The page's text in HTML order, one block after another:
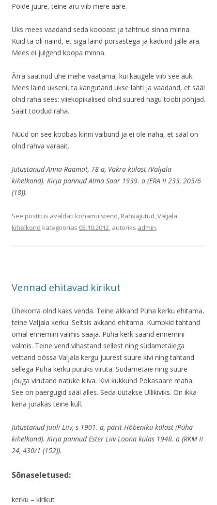
Pöide juure, teine aru viib mere ääre.
Üks mees vaadand seda koobast ja tahtnud sinna minna.
Kuid ta oli näind, et siga läind pörsastega ja kadund jälle ära.
Mees ei julgend koopa minna.
Ärra saatnud ühe mehe vaatama, kui kaugele viib see auk.
Mees läind ukseni, ta kangutand ukse lahti ja vaadand, et sääl
olnd raha sees: viiekopikalised olnd suured nagu toobi pöhjad.
Säält toodud raha.
Nüüd on see koobas kinni vaibund ja ei ole näha, et sääl on
olnd rahva varaait.
Jutustanud Anna Raamat, 78-a, Väkra külast (Valjala
kihelkond). Kirja pannud Alma Saar 1939. a (ERA II 233, 205/6
(18)).
See postitus avaldati kohamuistend, Rahvajutud,Valjala
kihelkond kategoorias 05.10.2012, autoriks admin.
Vennad ehitavad kirikut
Ühekorra olnd kaks venda. Teine akkand Püha kerku ehitama,
teine Valjala kerku. Seltsis akkand ehitama. Kumbkid tahtand
omal ennemini valmis saaja. Püha kerk saand ennemini
valmis. Teine vend vihastand sellest ning südametäiega
vettand öössa Valjala kergu juurest suure kivi ning tahtand
sellega Püha kerku puruks viruta. Südametäie ning suure
jöuga virutand natuke kiiva. Kivi kukkund Pokasaare maha.
See on paergugid sääl alles. Seda üütakse Ullikiviks. On ikka
kena jurakas teine küll.
Jutustanud Juuli Liiv, s 1901. a, pärit Hõbeniku külast (Püha
kihelkond). Kirja pannud Ester Liiv Loona külas 1948. a (RKM II
24, 430/1 (152)).
Sõnaseletused:
kerku – kirikut